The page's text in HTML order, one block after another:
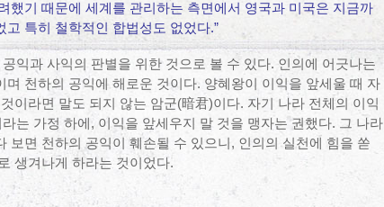
했기 때문에 세계를 관리하는 측면에서 영국과 미국은 지금까
고 특히 철학적인 합법성도 없었다.”
공익과 사익의 판별을 위한 것으로 볼 수 있다. 인의에 어긋나는
며 천하의 공익에 해로운 것이다. 양혜왕이 이익을 앞세울 때 자
이라면 말도 되지 않는 암군(暗君)이다. 자기 나라 전체의 이익
는 가정 하에, 이익을 앞세우지 말 것을 맹자는 권했다. 그 나라
보면 천하의 공익이 훼손될 수 있으니, 인의의 실천에 힘을 쏟
생겨나게 하라는 것이었다.